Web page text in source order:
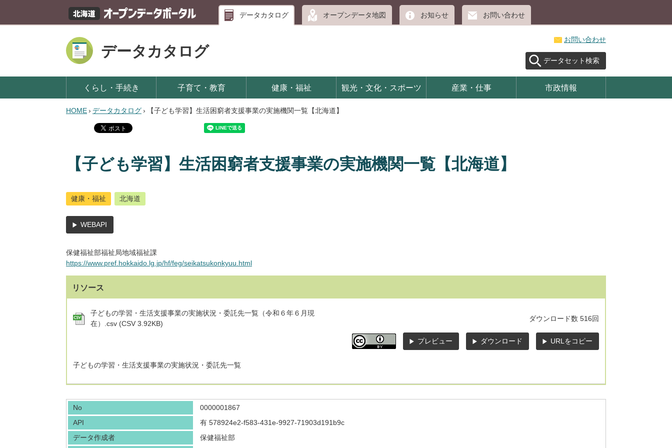
データカタログ オープンデータ地図 お知らせ お問い合わせ
データカタログ
お問い合わせ
データセット検索
くらし・手続き 子育て・教育 健康・福祉 観光・文化・スポーツ 産業・仕事 市政情報
HOME› データカタログ› 【子ども学習】生活困窮者支援事業の実施機関一覧【北海道】
【子ども学習】生活困窮者支援事業の実施機関一覧【北海道】
健康・福祉 北海道
WEBAPI
保健福祉部福祉局地域福祉課
https://www.pref.hokkaido.lg.jp/hf/feg/seikatsukonkyuu.html
リソース
子どもの学習・生活支援事業の実施状況・委託先一覧（令和６年６月現
在）.csv (CSV 3.92KB)
ダウンロード数 516回
プレビュー ダウンロード URLをコピー
子どもの学習・生活支援事業の実施状況・委託先一覧
No
0000001867
API
有 578924e2-f583-431e-9927-71903d191b9c
データ作成者
保健福祉部